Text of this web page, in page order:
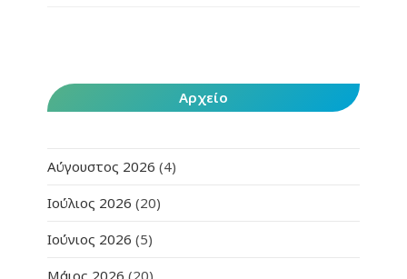
Αρχείο
Αύγουστος 2026 (4)
Ιούλιος 2026 (20)
Ιούνιος 2026 (5)
Μάιος 2026 (20)